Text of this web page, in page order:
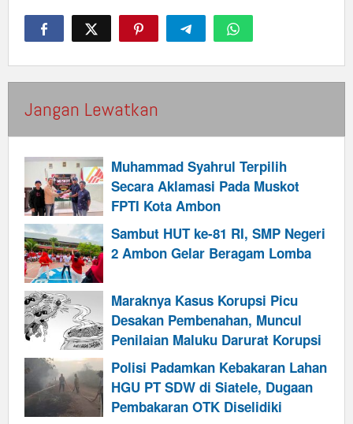
Jangan Lewatkan
Muhammad Syahrul Terpilih
Secara Aklamasi Pada Muskot
FPTI Kota Ambon
Sambut HUT ke-81 RI, SMP Negeri
2 Ambon Gelar Beragam Lomba
Maraknya Kasus Korupsi Picu
Desakan Pembenahan, Muncul
Penilaian Maluku Darurat Korupsi
Polisi Padamkan Kebakaran Lahan
HGU PT SDW di Siatele, Dugaan
Pembakaran OTK Diselidiki